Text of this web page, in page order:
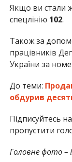
Якщо ви стали
спецлінію 102.
Також за
працівників
України за
До теми:
обдурив
Підписуйтесь
пропустити
Головне фото –